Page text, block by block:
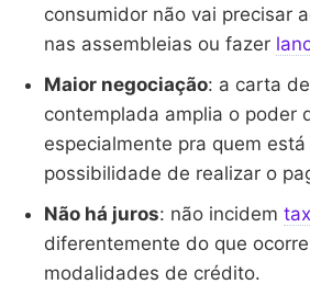
consumidor não vai precisar
nas assembleias ou fazer
Maior negociação: a carta
contemplada amplia o poder
especialmente pra quem
possibilidade de realizar o
Não há juros: não incidem
diferentemente do que
modalidades de crédito.